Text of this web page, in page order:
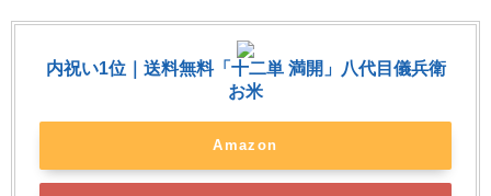
内祝い1位｜送料無料「十二単 満開」八代目儀兵衛
お米
Amazon